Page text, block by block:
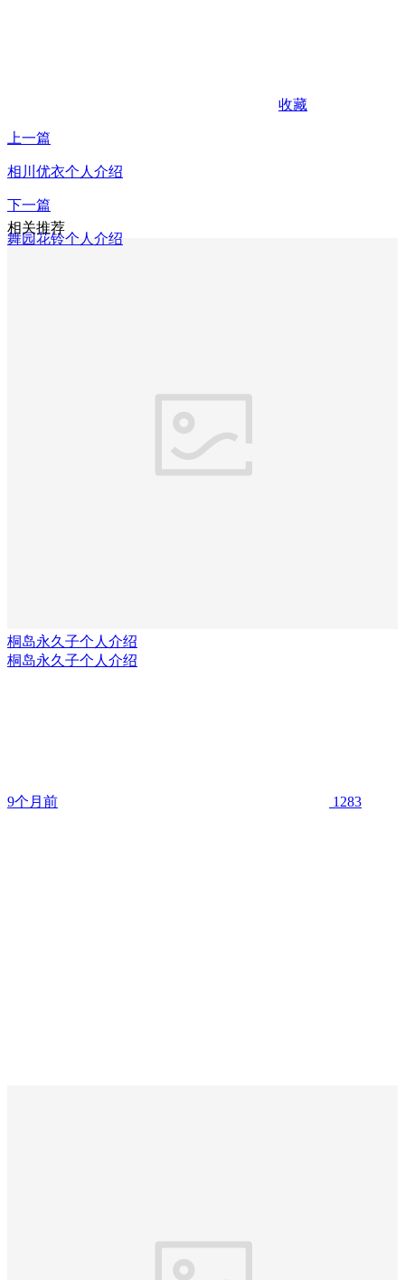
收藏
上一篇
相川优衣个人介绍
下一篇
舞园花铃个人介绍
相关推荐
桐岛永久子个人介绍
桐岛永久子个人介绍
9个月前 1283